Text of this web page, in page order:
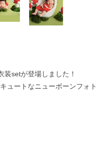
setが登場しました！
ュートなニューボーンフォ